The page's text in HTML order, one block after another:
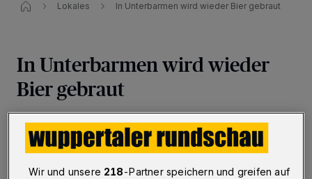
Lokales In Unterbarmen wird wieder Bier gebraut
In Unterbarmen wird wieder
Bier gebraut
Wuppertal·Für Diplom-Braumeister Udo Kirschbaum
ist es ein Lebenstraum: An der Friedrich-Engels-Allee
hat der 75-Jährige, der beruflich weltweit aktiv war, ein
Brau- und Biermuseum eingerichtet.
Wir und unsere 218-Partner speichern und greifen auf